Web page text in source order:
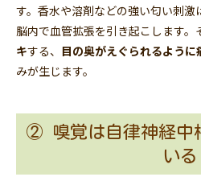
す。香水や溶剤などの強い匂い刺激
脳内で血管拡張を引き起こします。
キする、 目の奥がえぐられるように
みが生じます。
② 嗅覚は自律神経中
いる